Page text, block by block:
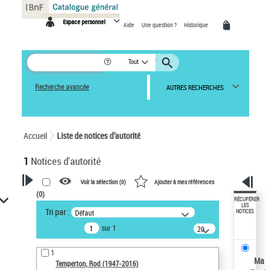
Espace personnel Aide Une question ? Historique
Tout
Recherche avancée AUTRES RECHERCHES
Accueil Liste de notices d’autorité
1 Notices d'autorité
VOTRE RECHERCHE
Recherche avancée dans les
notices d’autorité
Œuvres liées à l'auteur :
Temperton, Rod (1947-2016)
Voir la sélection (0) Ajouter à mes références
(0)
Tri par : Défaut
sur 1
20
résultats/page
1
Temperton, Rod (1947-2016)
RÉCUPÉRER
LES
NOTICES
Ma
Panneau de gestion des cookies